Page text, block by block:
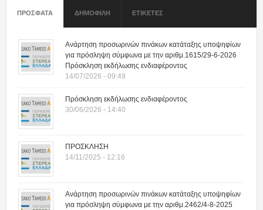
ΠΡΟΣΦΑΤΑ (ΕΝΕΡΓΗ ΚΑΡΤΕΛΑ)
ΔΗΜΟΦΙΛΗ ΕΤΙΚΕΤΕΣ
Ανάρτηση προσωρινών πινάκων κατάταξης υποψηφίων
για πρόσληψη σύμφωνα με την αριθμ.1615/29-6-2026
Πρόσκληση εκδήλωσης ενδιαφέροντος
14/07/2026 - 09:49
Πρόσκληση εκδήλωσης ενδιαφέροντος
30/06/2026 - 14:40
ΠΡΟΣΚΛΗΣΗ
14/11/2025 - 12:16
Ανάρτηση προσωρινών πινάκων κατάταξης υποψηφίων
για πρόσληψη σύμφωνα με την αριθμ.2462/4-8-2025